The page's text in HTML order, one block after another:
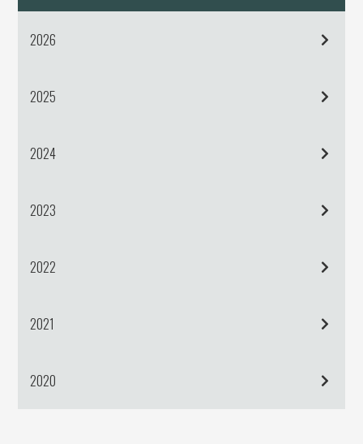
2026
2025
2024
2023
2022
2021
2020